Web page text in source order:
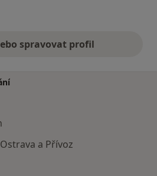
spravovat profil
a Přívoz